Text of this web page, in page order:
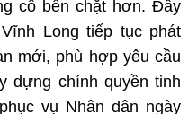
cố bền chặt hơn. Đây
Long tiếp tục phát
mới, phù hợp yêu cầu
dựng chính quyền tinh
vụ Nhân dân ngày